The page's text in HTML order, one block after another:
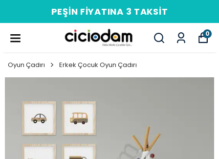
PEŞIN FIYATINA 3 TAKSIT
0
Oyun Çadırı Erkek Çocuk Oyun Çadırı